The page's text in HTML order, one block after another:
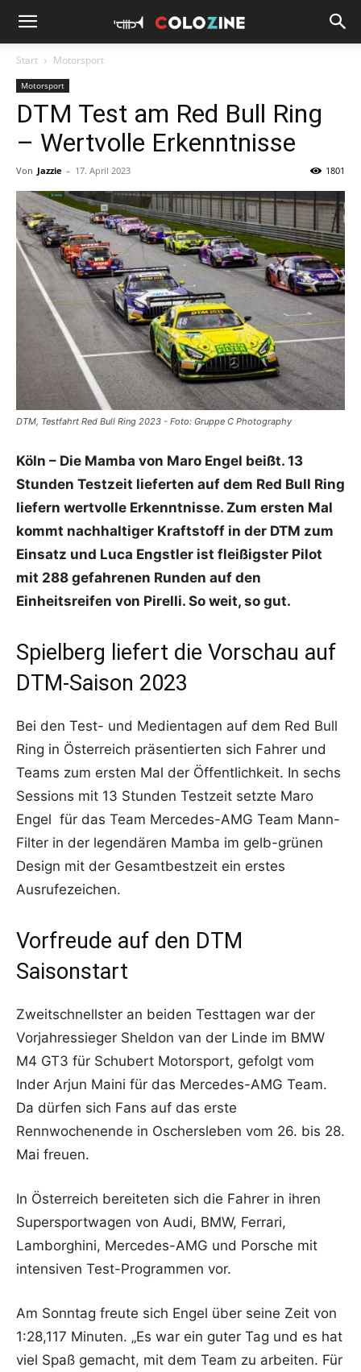
Start Motorsport
Motorsport
DTM Test am Red Bull Ring
– Wertvolle Erkenntnisse
Von Jazzie - 17. April 2023 1801
DTM, Testfahrt Red Bull Ring 2023 - Foto: Gruppe C Photography
Köln – Die Mamba von Maro Engel beißt. 13
Stunden Testzeit lieferten auf dem Red Bull Ring
liefern wertvolle Erkenntnisse. Zum ersten Mal
kommt nachhaltiger Kraftstoff in der DTM zum
Einsatz und Luca Engstler ist fleißigster Pilot
mit 288 gefahrenen Runden auf den
Einheitsreifen von Pirelli. So weit, so gut.
Spielberg liefert die Vorschau auf
DTM-Saison 2023
Bei den Test- und Medientagen auf dem Red Bull
Ring in Österreich präsentierten sich Fahrer und
Teams zum ersten Mal der Öffentlichkeit. In sechs
Sessions mit 13 Stunden Testzeit setzte Maro
Engel für das Team Mercedes-AMG Team Mann-
Filter in der legendären Mamba im gelb-grünen
Design mit der Gesamtbestzeit ein erstes
Ausrufezeichen.
Vorfreude auf den DTM
Saisonstart
Zweitschnellster an beiden Testtagen war der
Vorjahressieger Sheldon van der Linde im BMW
M4 GT3 für Schubert Motorsport, gefolgt vom
Inder Arjun Maini für das Mercedes-AMG Team.
Da dürfen sich Fans auf das erste
Rennwochenende in Oschersleben vom 26. bis 28.
Mai freuen.
In Österreich bereiteten sich die Fahrer in ihren
Supersportwagen von Audi, BMW, Ferrari,
Lamborghini, Mercedes-AMG und Porsche mit
intensiven Test-Programmen vor.
Am Sonntag freute sich Engel über seine Zeit von
1:28,117 Minuten. „Es war ein guter Tag und es hat
viel Spaß gemacht, mit dem Team zu arbeiten. Für